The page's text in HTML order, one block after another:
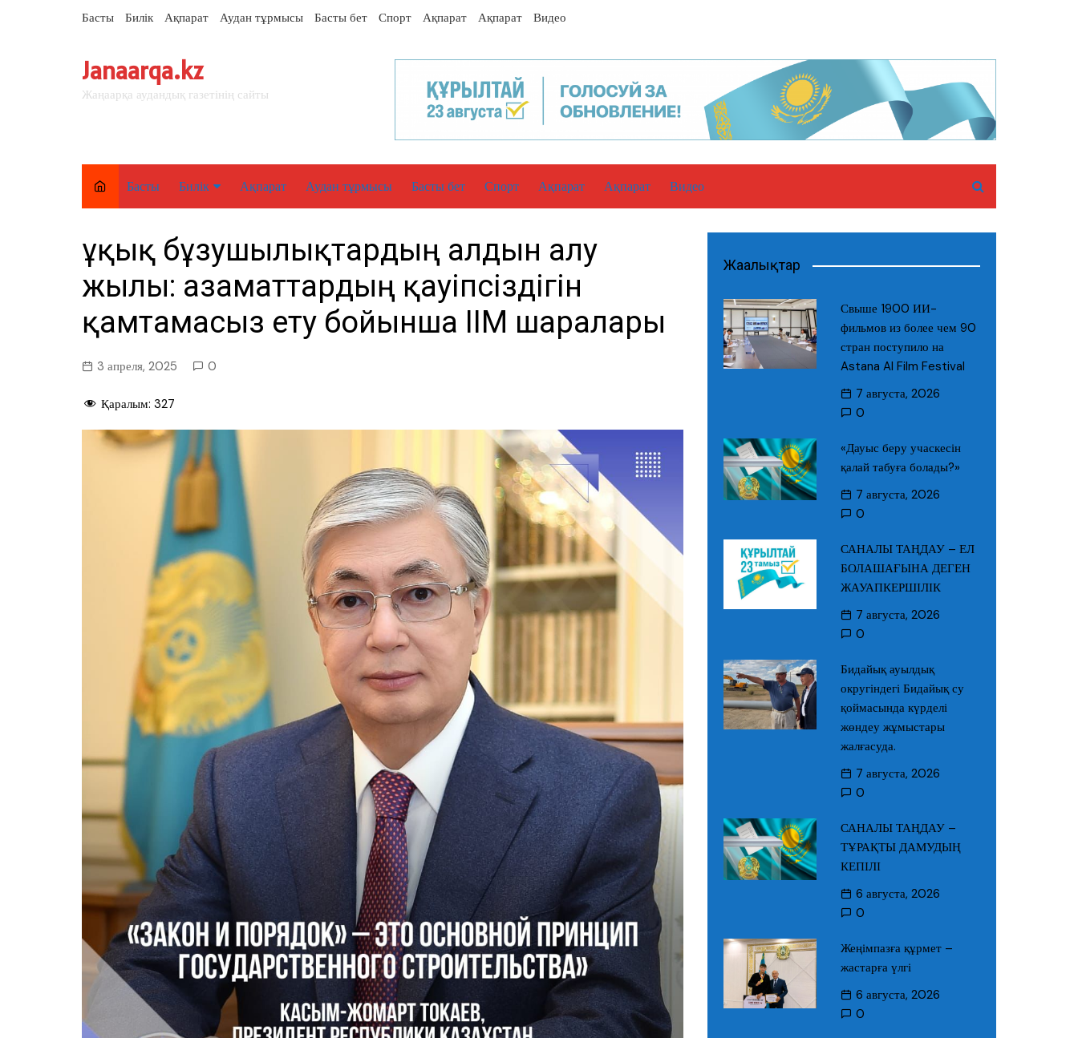
Басты Билік Ақпарат Аудан тұрмысы Басты бет Спорт Ақпарат Ақпарат Видео
Janaarqa.kz
Жаңаарқа аудандық газетінің сайты
Басты Билік
Аймақ
Аудан
Ақпарат Аудан тұрмысы Басты бет Спорт Ақпарат Ақпарат Видео
Құқық бұзушылықтардың алдын алу
жылы: азаматтардың қауіпсіздігін
қамтамасыз ету бойынша ІІМ шаралары
3 апреля, 2025 0
Қаралым: 327
Жаңалықтар
Свыше 1900 ИИ-
фильмов из более чем 90
стран поступило на
Astana AI Film Festival
7 августа, 2026
0
«Дауыс беру учаскесін
қалай табуға болады?»
7 августа, 2026
0
САНАЛЫ ТАҢДАУ – ЕЛ
БОЛАШАҒЫНА ДЕГЕН
ЖАУАПКЕРШІЛІК
7 августа, 2026
0
Бидайық ауылдық
округіндегі Бидайық су
қоймасында күрделі
жөндеу жұмыстары
жалғасуда.
7 августа, 2026
0
САНАЛЫ ТАҢДАУ –
ТҰРАҚТЫ ДАМУДЫҢ
КЕПІЛІ
6 августа, 2026
0
Жеңімпазға құрмет –
жастарға үлгі
6 августа, 2026
0